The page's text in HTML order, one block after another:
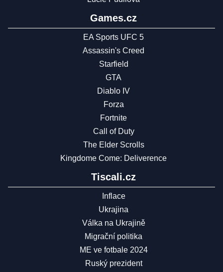
Games.cz
EA Sports UFC 5
Assassin's Creed
Starfield
GTA
Diablo IV
Forza
Fortnite
Call of Duty
The Elder Scrolls
Kingdome Come: Deliverence
Tiscali.cz
Inflace
Ukrajina
Válka na Ukrajině
Migrační politika
ME ve fotbale 2024
Ruský prezident